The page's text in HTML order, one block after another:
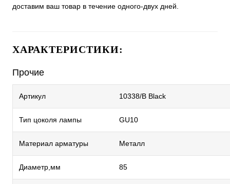
доставим ваш товар в течение одного-двух дней.
ХАРАКТЕРИСТИКИ:
Прочие
Артикул 10338/B Black
Тип цоколя лампы GU10
Материал арматуры Металл
Диаметр,мм 85